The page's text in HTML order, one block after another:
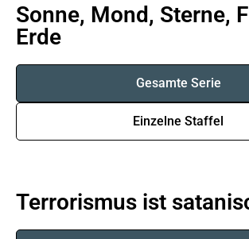
Sonne, Mond, Sterne,
Erde
Gesamte Serie
Einzelne Staffel
Terrorismus ist